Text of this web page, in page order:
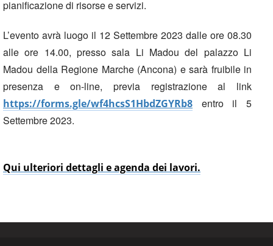
pianificazione di risorse e servizi.
L’evento avrà luogo il 12 Settembre 2023 dalle ore 08.30
alle ore 14.00, presso sala Li Madou del palazzo Li
Madou della Regione Marche (Ancona) e sarà fruibile in
presenza e on-line, previa registrazione al link
https://forms.gle/wf4hcsS1HbdZGYRb8 entro il 5
Settembre 2023.
Qui ulteriori dettagli e agenda dei lavori.